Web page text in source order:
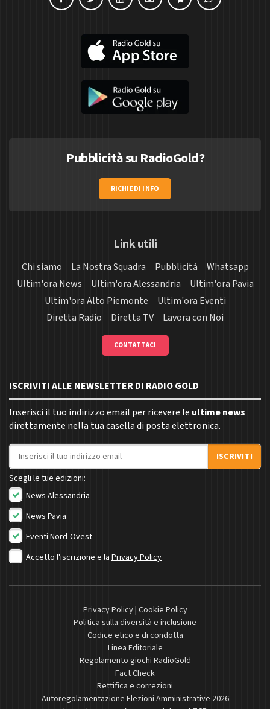
Pubblicità su RadioGold?
RICHIEDI INFO
Link utili
Chi siamo La Nostra Squadra Pubblicità
Whatsapp
Ultim'ora News
Ultim'ora Alessandria
Ultim'ora Pavia
Ultim'ora Alto Piemonte
Ultim'ora Eventi
Diretta Radio
Diretta TV Lavora con Noi
CONTATTACI
ISCRIVITI ALLE NEWSLETTER DI RADIO GOLD
Inserisci il tuo indirizzo email per ricevere le ultime news
direttamente nella tua casella di posta elettronica.
Indirizzo email
ISCRIVITI
Scegli le tue edizioni:
News Alessandria
News Pavia
Eventi Nord-Ovest
Accetto l'iscrizione e la Privacy Policy
Privacy Policy| Cookie Policy
Politica sulla diversità e inclusione
Codice etico e di condotta
Linea Editoriale
Regolamento giochi RadioGold
Fact Check
Rettifica e correzioni
Autoregolamentazione Elezioni Amministrative 2026